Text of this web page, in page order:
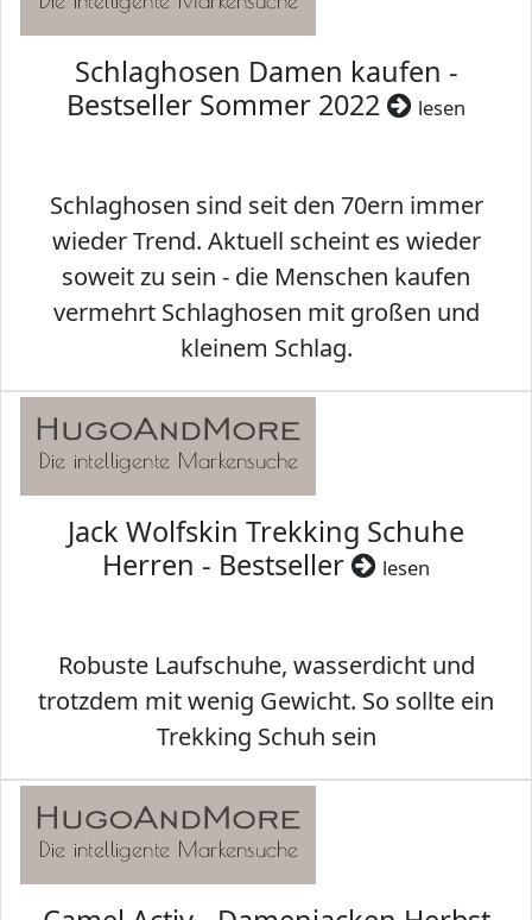
Schlaghosen Damen kaufen -
Bestseller Sommer 2022
lesen
Schlaghosen sind seit den 70ern immer
wieder Trend. Aktuell scheint es wieder
soweit zu sein - die Menschen kaufen
vermehrt Schlaghosen mit großen und
kleinem Schlag.
Jack Wolfskin Trekking Schuhe
Herren - Bestseller
lesen
Robuste Laufschuhe, wasserdicht und
trotzdem mit wenig Gewicht. So sollte ein
Trekking Schuh sein